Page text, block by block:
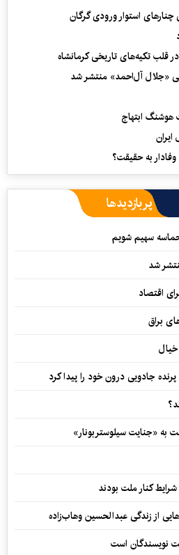
استوار ورودی گرگان
قلب تکیه‌های تاریخی کرمانشاه
«جلال آل‌احمد» منتشر شد
ابتهاج
به حقیقت؟
پربازدیدها
حماسه سهیم شویم
شد
اقتصاد
براق
جادویی درون خود را پیدا کرد
به «جنایت سیلوستربونار»
کنار ملت بودند
از زندگی عبدالحسین وهاب‌زاده
نویسندگان است